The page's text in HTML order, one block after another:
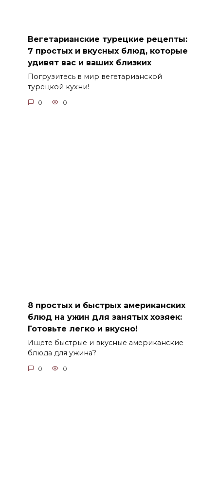
Вегетарианские турецкие рецепты:
7 простых и вкусных блюд, которые
удивят вас и ваших близких
Погрузитесь в мир вегетарианской
турецкой кухни!
0 0
8 простых и быстрых американских
блюд на ужин для занятых хозяек:
Готовьте легко и вкусно!
Ищете быстрые и вкусные американские
блюда для ужина?
0 0